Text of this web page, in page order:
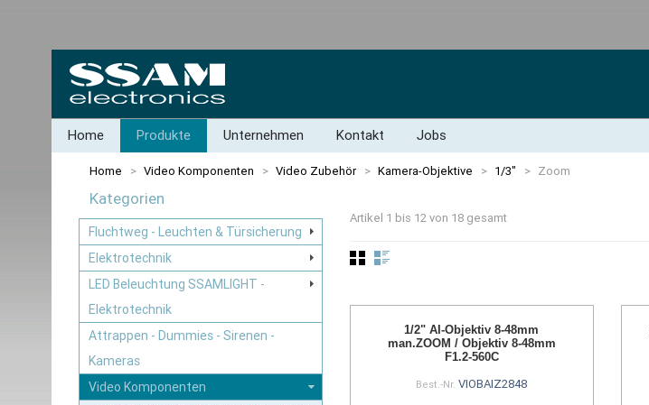
Home Produkte Unternehmen Kontakt Jobs
Home > Video Komponenten > Video Zubehör > Kamera-Objektive > 1/3" > Zoom
Artikel 1 bis 12 von 18 gesamt
1/2" AI-Objektiv 8-48mm
man.ZOOM / Objektiv 8-48mm
F1.2-560C
Best.-Nr.VIOBAIZ2848
Kategorien
Fluchtweg - Leuchten & Türsicherung
Elektrotechnik
LED Beleuchtung SSAMLIGHT -
Elektrotechnik
Attrappen - Dummies - Sirenen -
Kameras
Video Komponenten